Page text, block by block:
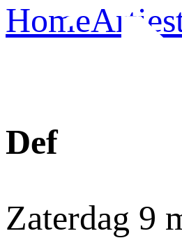
Home
Def
Zaterdag 9